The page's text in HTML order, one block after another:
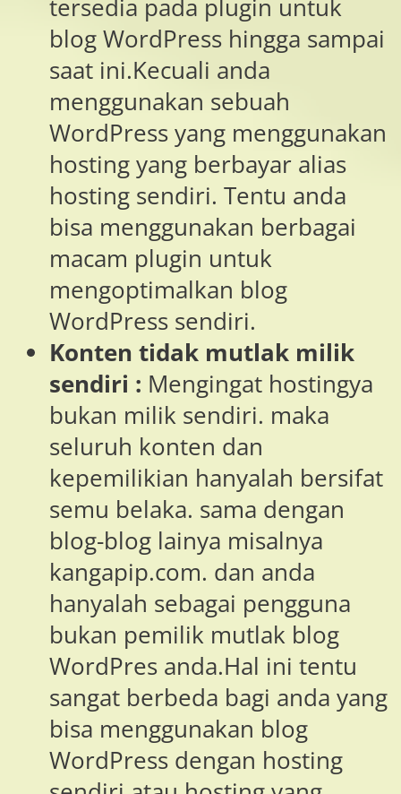
tersedia pada plugin untuk
blog WordPress hingga sampai
saat ini.Kecuali anda
menggunakan sebuah
WordPress yang menggunakan
hosting yang berbayar alias
hosting sendiri. Tentu anda
bisa menggunakan berbagai
macam plugin untuk
mengoptimalkan blog
WordPress sendiri.
Konten tidak mutlak milik
sendiri : Mengingat hostingya
bukan milik sendiri. maka
seluruh konten dan
kepemilikian hanyalah bersifat
semu belaka. sama dengan
blog-blog lainya misalnya
kangapip.com. dan anda
hanyalah sebagai pengguna
bukan pemilik mutlak blog
WordPres anda.Hal ini tentu
sangat berbeda bagi anda yang
bisa menggunakan blog
WordPress dengan hosting